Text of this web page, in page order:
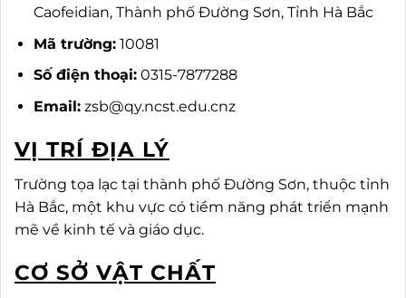
Caofeidian, Thành phố Đường Sơn, Tỉnh Hà Bắc
Mã trường:10081
Số điện thoại:0315-7877288
Email:zsb@qy.ncst.edu.cnz
VỊ TRÍ ĐỊA LÝ
Trường tọa lạc tại thành phố Đường Sơn, thuộc tỉnh
Hà Bắc, một khu vực có tiềm năng phát triển mạnh
mẽ về kinh tế và giáo dục.
CƠ SỞ VẬT CHẤT